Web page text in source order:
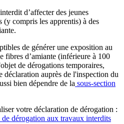
d’affecter des jeunes
(y compris les apprentis) à des
de générer une exposition au
fibres d’amiante (inférieure à 100
de dérogations temporaires,
déclaration auprès de l'inspection du
bien dépendre de la sous-section
votre déclaration de dérogation :
dérogation aux travaux interdits